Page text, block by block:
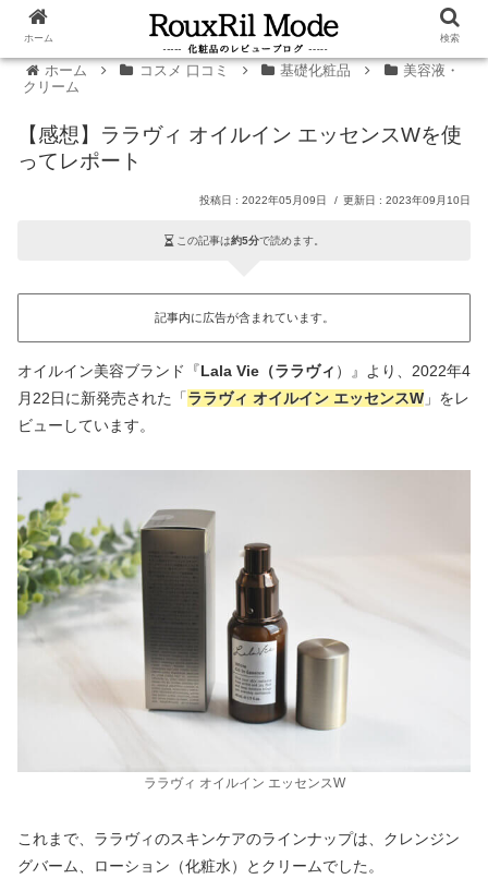
ホーム コスメ 口コミ 基礎化粧品
美容液・
クリーム
【感想】ララヴィ オイルイン エッセンスWを使
ってレポート
2022年05月09日 2023年09月10日
この記事は約5分で読めます。
記事内に広告が含まれています。
オイルイン美容ブランド『Lala Vie（ララヴィ ）』より、2022年4
月22日に新発売された「ララヴィ オイルイン エッセンスW 」をレ
ビューしています。
ララヴィ オイルイン エッセンスW
これまで、ララヴィのスキンケアのラインナップは、クレンジン
グバーム、ローション（化粧水）とクリームでした。
ホーム 検索